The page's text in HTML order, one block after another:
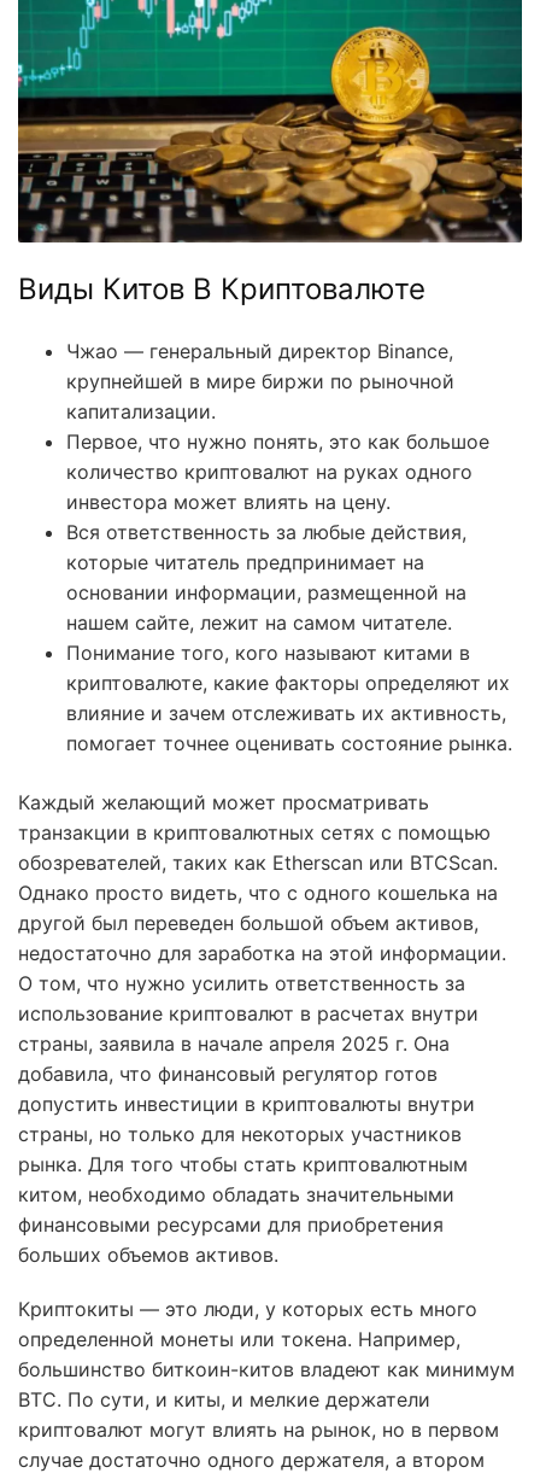
Виды Китов В Криптовалюте
Чжао — генеральный директор Binance,
крупнейшей в мире биржи по рыночной
капитализации.
Первое, что нужно понять, это как большое
количество криптовалют на руках одного
инвестора может влиять на цену.
Вся ответственность за любые действия,
которые читатель предпринимает на
основании информации, размещенной на
нашем сайте, лежит на самом читателе.
Понимание того, кого называют китами в
криптовалюте, какие факторы определяют их
влияние и зачем отслеживать их активность,
помогает точнее оценивать состояние рынка.
Каждый желающий может просматривать
транзакции в криптовалютных сетях с помощью
обозревателей, таких как Etherscan или BTCScan.
Однако просто видеть, что с одного кошелька на
другой был переведен большой объем активов,
недостаточно для заработка на этой информации.
О том, что нужно усилить ответственность за
использование криптовалют в расчетах внутри
страны, заявила в начале апреля 2025 г. Она
добавила, что финансовый регулятор готов
допустить инвестиции в криптовалюты внутри
страны, но только для некоторых участников
рынка. Для того чтобы стать криптовалютным
китом, необходимо обладать значительными
финансовыми ресурсами для приобретения
больших объемов активов.
Криптокиты — это люди, у которых есть много
определенной монеты или токена. Например,
большинство биткоин-китов владеют как минимум
BTC. По сути, и киты, и мелкие держатели
криптовалют могут влиять на рынок, но в первом
случае достаточно одного держателя, а втором